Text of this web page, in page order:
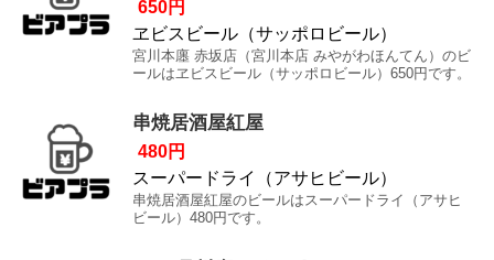
650円
ヱビスビール（サッポロビール）
宮川本廛 赤坂店（宮川本店 みやがわほんてん）のビ
ールはヱビスビール（サッポロビール）650円です。
串焼居酒屋紅屋
480円
スーパードライ（アサヒビール）
串焼居酒屋紅屋のビールはスーパードライ（アサヒ
ビール）480円です。